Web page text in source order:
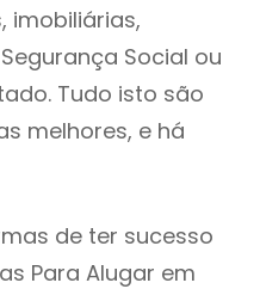
imobiliárias,
Social ou
Tudo isto são
melhores, e há
de ter sucesso
Para Alugar em